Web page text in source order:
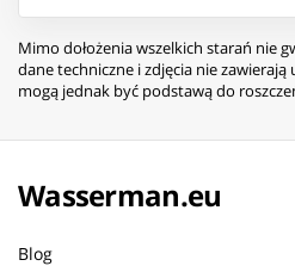
Mimo dołożenia wszelkich starań nie
dane techniczne i zdjęcia nie
mogą jednak być podstawą do
Wasserman.eu
Blog